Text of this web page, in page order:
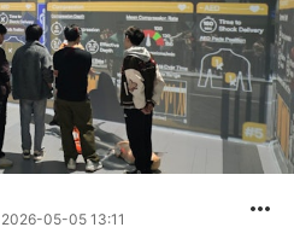
2026-05-05 13:11